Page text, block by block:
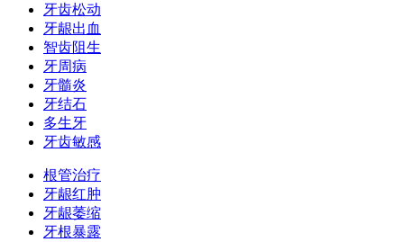
牙齿松动
牙龈出血
智齿阻生
牙周病
牙髓炎
牙结石
多生牙
牙齿敏感
根管治疗
牙龈红肿
牙龈萎缩
牙根暴露